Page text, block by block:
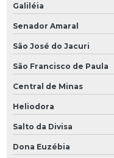
Galiléia
Senador Amaral
São José do Jacuri
São Francisco de Paula
Central de Minas
Heliodora
Salto da Divisa
Dona Euzébia